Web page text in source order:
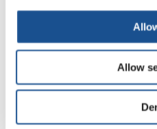
Allow
(IRAP) oferece
completo a crianças